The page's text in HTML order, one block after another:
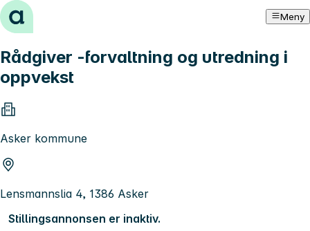
Hopp til innhold Meny
Rådgiver -forvaltning og utredning i
oppvekst
Asker kommune
Lensmannslia 4, 1386 Asker
Stillingsannonsen er inaktiv.